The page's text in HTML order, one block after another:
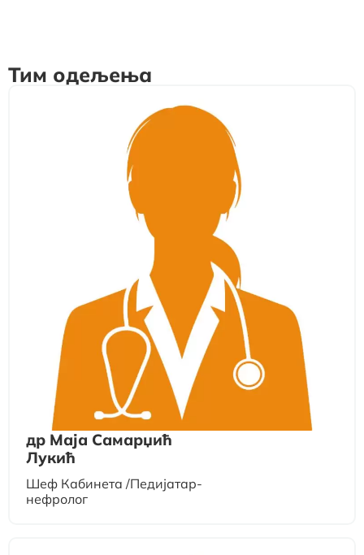
Тим одељења
др Маја Самарџић
Лукић
Шеф Кабинета /Педијатар-
нефролог